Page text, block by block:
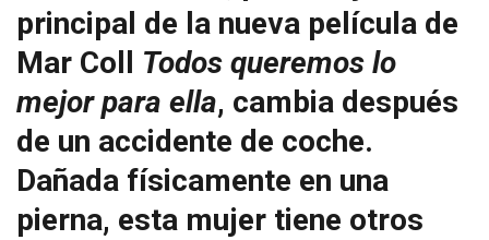
principal de la nueva película de
Mar Coll Todos queremos lo
mejor para ella, cambia después
de un accidente de coche.
Dañada físicamente en una
pierna, esta mujer tiene otros